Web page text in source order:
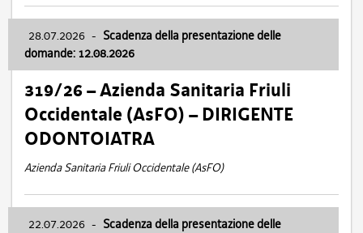
28.07.2026 - Scadenza della presentazione delle
domande: 12.08.2026
319/26 – Azienda Sanitaria Friuli
Occidentale (AsFO) – DIRIGENTE
ODONTOIATRA
Azienda Sanitaria Friuli Occidentale (AsFO)
22.07.2026 - Scadenza della presentazione delle